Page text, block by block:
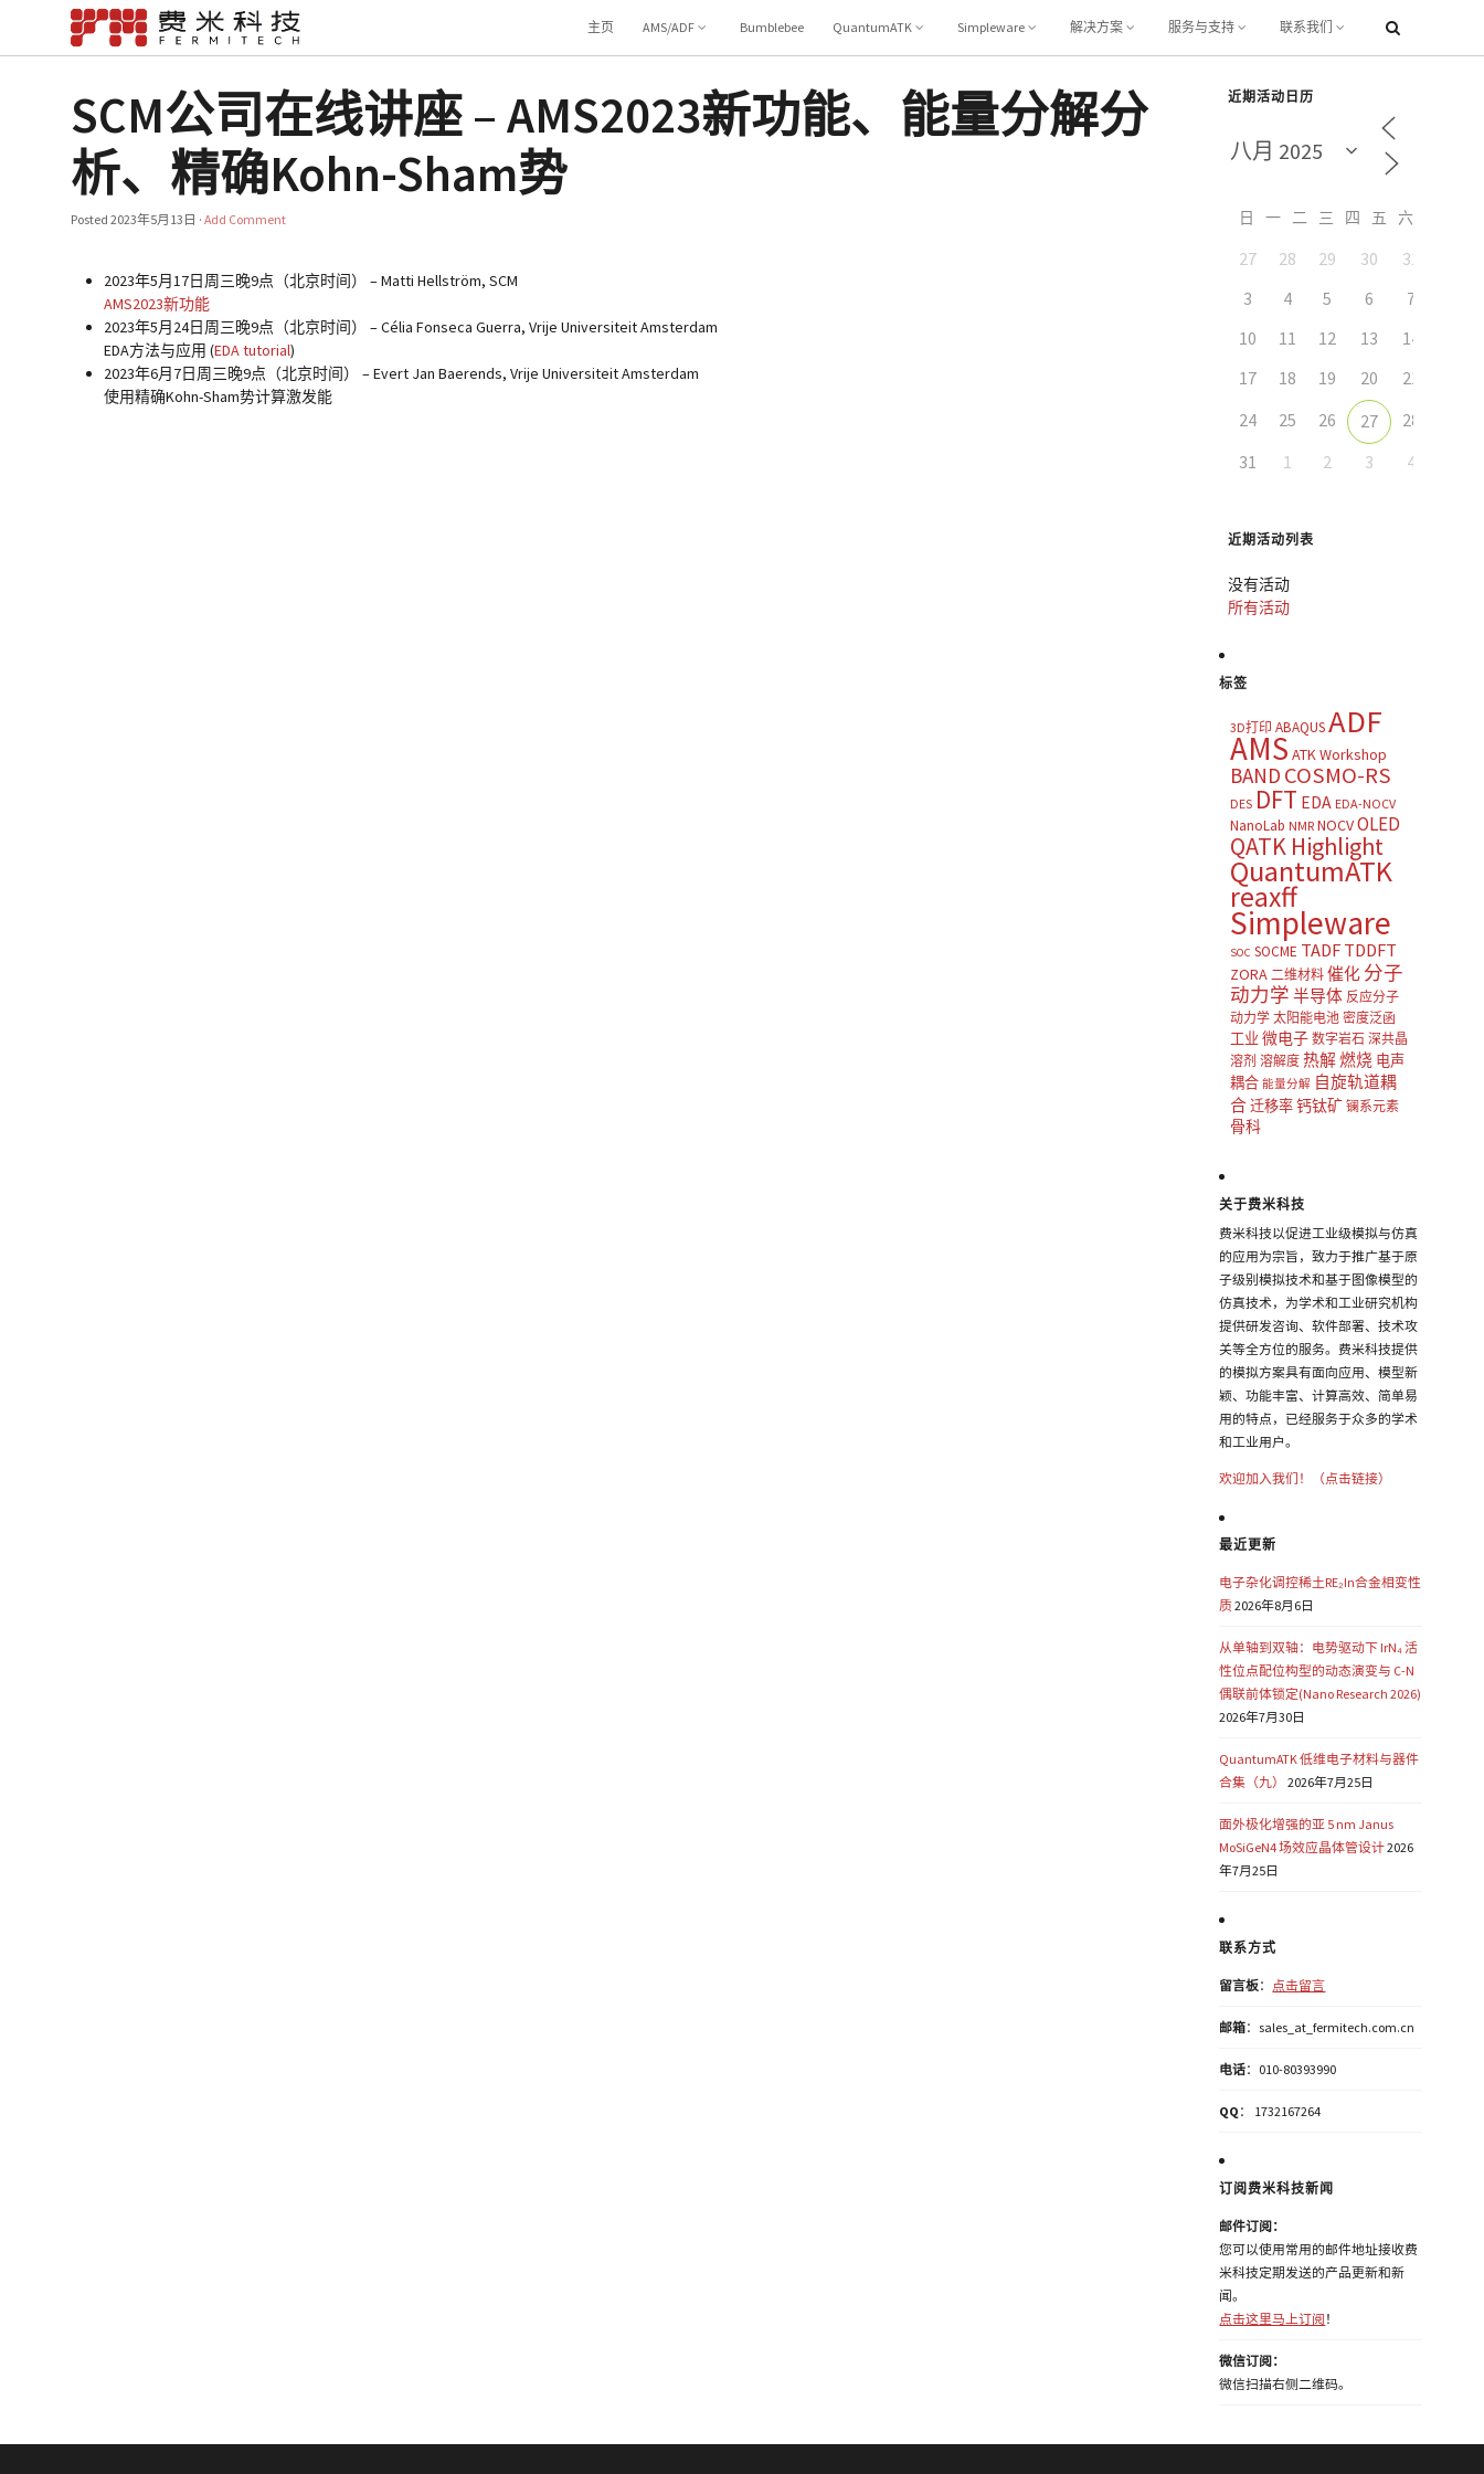
主页 AMS/ADF Bumblebee QuantumATK Simpleware 解决方案 服务与支持 联系我们
SCM公司在线讲座 – AMS2023新功能、能量分解分
析、精确Kohn-Sham势
Posted2023年5月13日 ·Add Comment
2023年5月17日周三晚9点（北京时间） –Matti Hellström, SCM
AMS2023新功能
2023年5月24日周三晚9点（北京时间） –Célia Fonseca Guerra, Vrije Universiteit Amsterdam
EDA方法与应用 (EDA tutorial)
2023年6月7日周三晚9点（北京时间） –Evert Jan Baerends, Vrije Universiteit Amsterdam
使用精确Kohn-Sham势计算激发能
近期活动日历
日 一 二 三 四 五
27 28 29 30 31
3
4 5 6 7
10
11 12 13 14
17
18 19 20 21
24
25 26 27 28
31
1 2 3 4
近期活动列表
没有活动
所有活动
标签
3D打印 ABAQUSADF
AMS ATK Workshop
BAND COSMO-RS
DES DFT EDA EDA-NOCV
NanoLab NMR NOCVOLED
QATK Highlight
QuantumATK
reaxff
Simpleware
SOC SOCME TADF TDDFT
ZORA 二维材料 催化 分子
动力学 半导体 反应分子
动力学 太阳能电池 密度泛函
工业 微电子 数字岩石 深共晶
溶剂 溶解度 热解燃烧 电声
耦合 能量分解 自旋轨道耦
合迁移率钙钛矿 镧系元素
骨科
关于费米科技
费米科技以促进工业级模拟与仿真
的应用为宗旨，致力于推广基于原
子级别模拟技术和基于图像模型的
仿真技术，为学术和工业研究机构
提供研发咨询、软件部署、技术攻
关等全方位的服务。费米科技提供
的模拟方案具有面向应用、模型新
颖、功能丰富、计算高效、简单易
用的特点，已经服务于众多的学术
和工业用户。
欢迎加入我们！（点击链接）
最近更新
电子杂化调控稀土RE₂In合金相变性
质2026年8月6日
从单轴到双轴：电势驱动下 IrN₄ 活
性位点配位构型的动态演变与 C-N
偶联前体锁定(Nano Research 2026)
2026年7月30日
QuantumATK 低维电子材料与器件
合集（九）
2026年7月25日
面外极化增强的亚 5 nm Janus
MoSiGeN4 场效应晶体管设计2026
年7月25日
联系方式
留言板： 点击留言
邮箱：sales_at_fermitech.com.cn
电话：010-80393990
QQ ： 1732167264
订阅费米科技新闻
邮件订阅：
您可以使用常用的邮件地址接收费
米科技定期发送的产品更新和新
闻。
点击这里马上订阅 ！
微信订阅：
微信扫描右侧二维码。